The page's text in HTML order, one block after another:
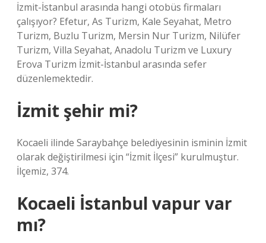
İzmit-İstanbul arasında hangi otobüs firmaları
çalışıyor? Efetur, As Turizm, Kale Seyahat, Metro
Turizm, Buzlu Turizm, Mersin Nur Turizm, Nilüfer
Turizm, Villa Seyahat, Anadolu Turizm ve Luxury
Erova Turizm İzmit-İstanbul arasında sefer
düzenlemektedir.
İzmit şehir mi?
Kocaeli ilinde Saraybahçe belediyesinin isminin İzmit
olarak değiştirilmesi için “İzmit İlçesi” kurulmuştur.
İlçemiz, 374.
Kocaeli İstanbul vapur var
mı?